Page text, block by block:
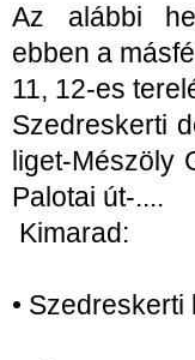
Az alábbi
ebben a
11, 12-es
Szedreskerti
liget-Mészöly
Palotai út-....
Kimarad:
• Szedreskerti